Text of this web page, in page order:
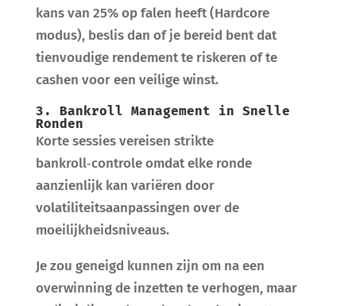
kans van 25% op falen heeft (Hardcore
modus), beslis dan of je bereid bent dat
tienvoudige rendement te riskeren of te
cashen voor een veilige winst.
3. Bankroll Management in Snelle
Ronden
Korte sessies vereisen strikte
bankroll‑controle omdat elke ronde
aanzienlijk kan variëren door
volatiliteitsaanpassingen over de
moeilijkheidsniveaus.
Je zou geneigd kunnen zijn om na een
overwinning de inzetten te verhogen, maar